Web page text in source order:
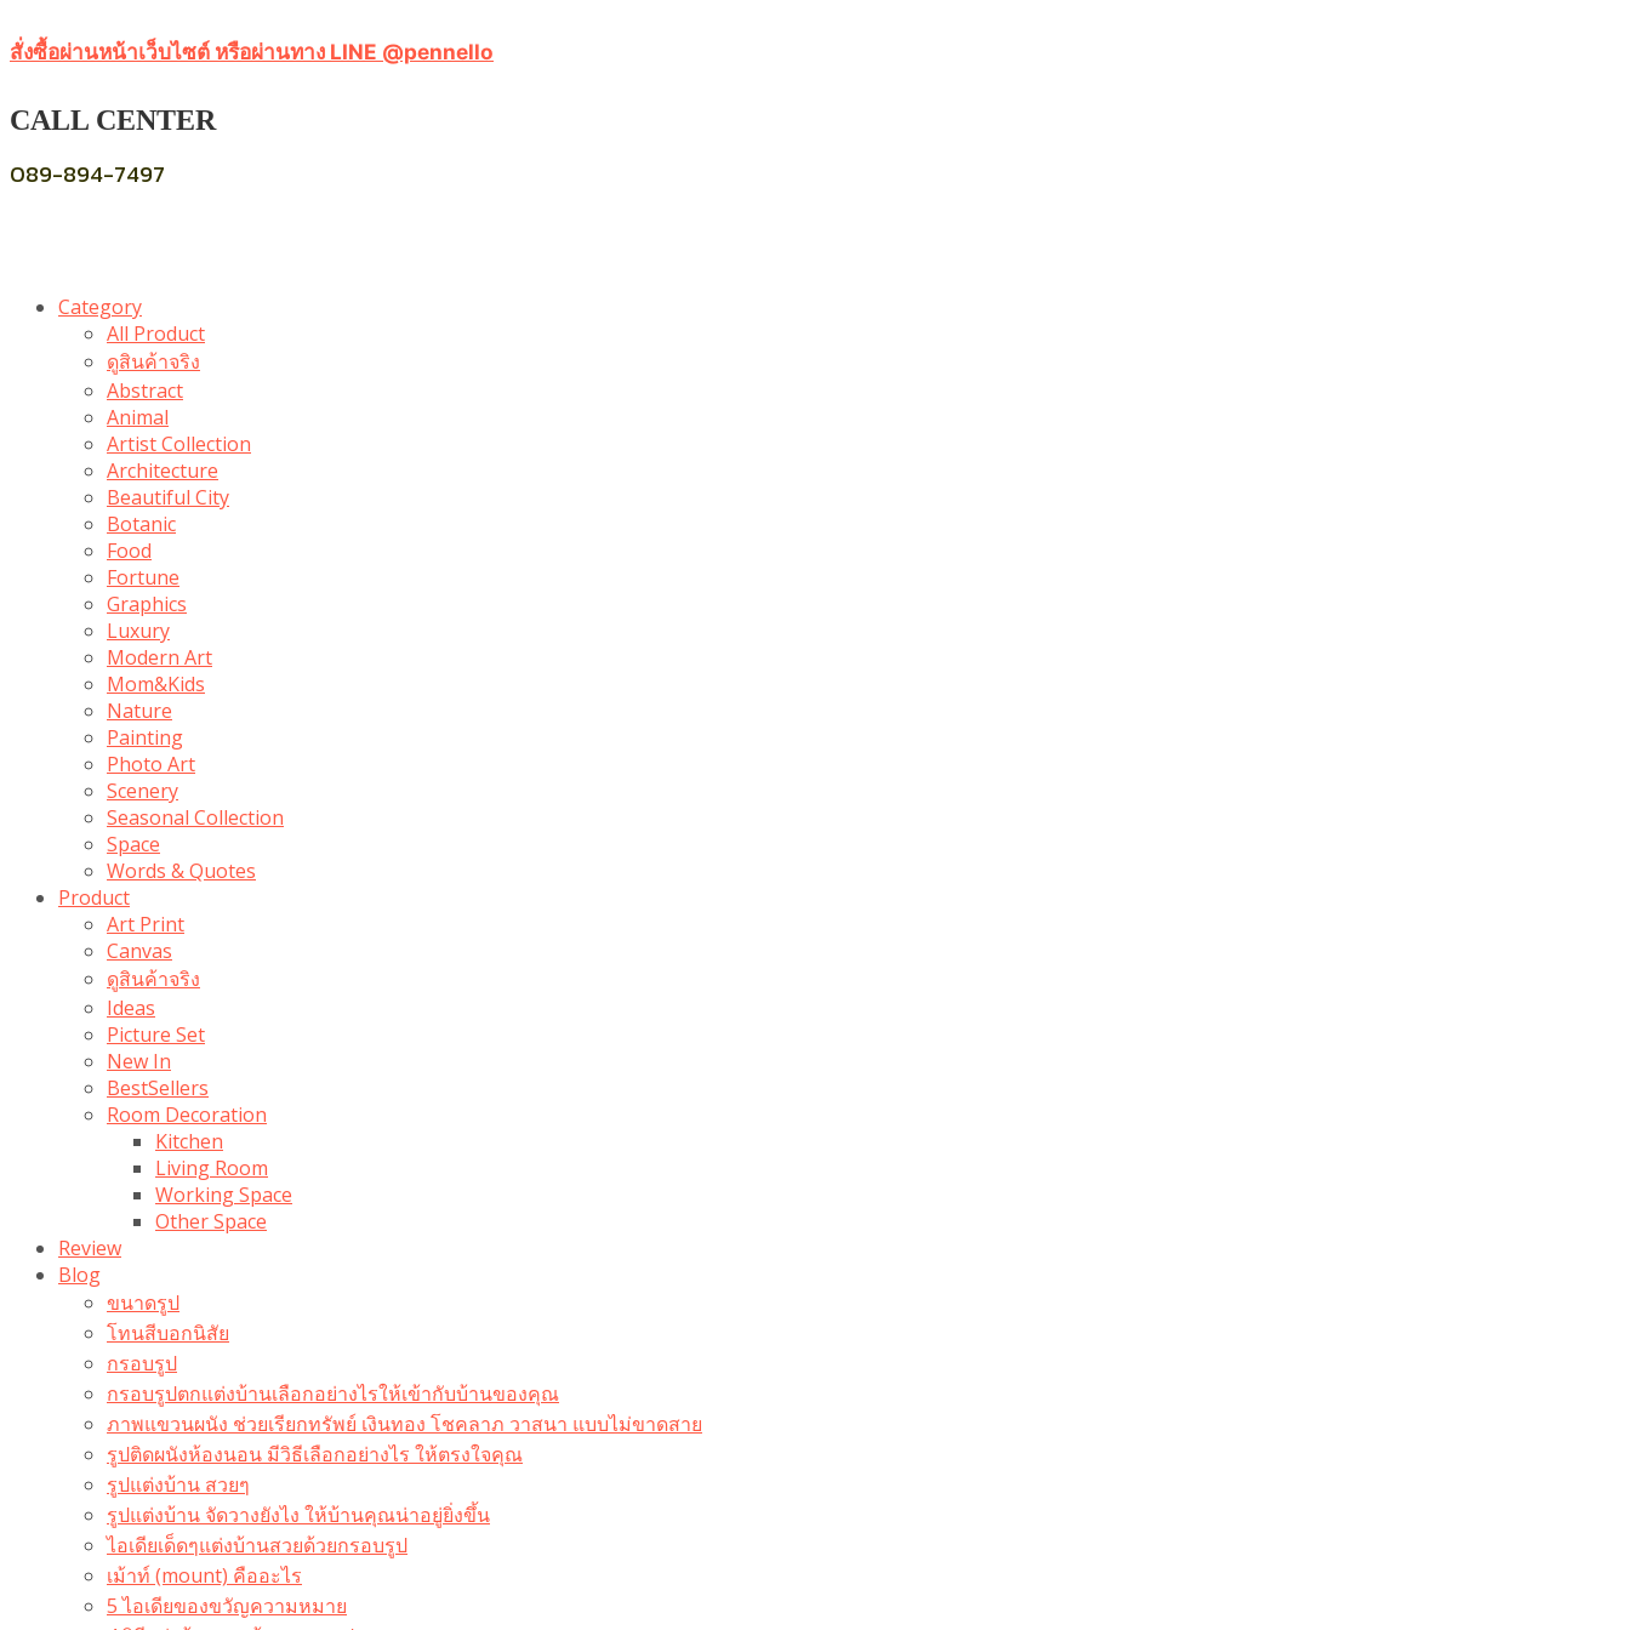
สั่งซื้อผ่านหน้าเว็บไซต์ หรือผ่านทาง LINE @pennello
CALL CENTER
089-894-7497
Category
All Product
ดูสินค้าจริง
Abstract
Animal
Artist Collection
Architecture
Beautiful City
Botanic
Food
Fortune
Graphics
Luxury
Modern Art
Mom&Kids
Nature
Painting
Photo Art
Scenery
Seasonal Collection
Space
Words & Quotes
Product
Art Print
Canvas
ดูสินค้าจริง
Ideas
Picture Set
New In
BestSellers
Room Decoration
Kitchen
Living Room
Working Space
Other Space
Review
Blog
ขนาดรูป
โทนสีบอกนิสัย
กรอบรูป
กรอบรูปตกแต่งบ้านเลือกอย่างไรให้เข้ากับบ้านของคุณ
ภาพแขวนผนัง ช่วยเรียกทรัพย์ เงินทอง โชคลาภ วาสนา แบบไม่ขาดสาย
รูปติดผนังห้องนอน มีวิธีเลือกอย่างไร ให้ตรงใจคุณ
รูปแต่งบ้าน สวยๆ
รูปแต่งบ้าน จัดวางยังไง ให้บ้านคุณน่าอยู่ยิ่งขึ้น
ไอเดียเด็ดๆแต่งบ้านสวยด้วยกรอบรูป
เม้าท์ (mount) คืออะไร​
5 ไอเดียของขวัญความหมาย